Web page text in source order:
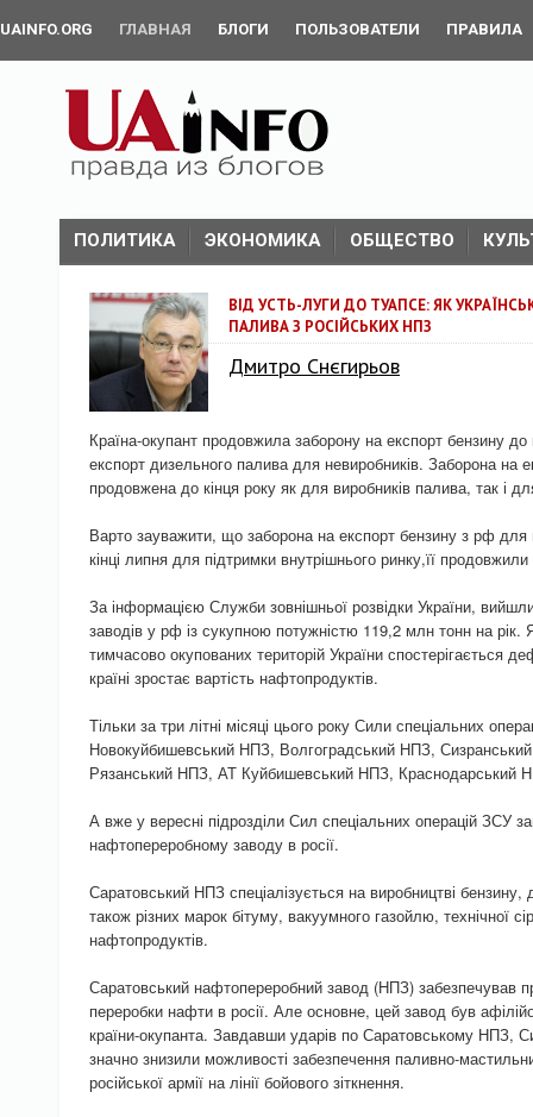
UAINFO.ORG ГЛАВНАЯ БЛОГИ ПОЛЬЗОВАТЕЛИ ПРАВИЛА
ПОЛИТИКА ЭКОНОМИКА ОБЩЕСТВО
ВІД УСТЬ-ЛУГИ ДО ТУАПСЕ: ЯК
ПАЛИВА З РОСІЙСЬКИХ НПЗ
Дмитро Снєгирьов
Країна-окупант продовжила заборону на експорт бензину до
експорт дизельного палива для невиробників. Заборона на
продовжена до кінця року як для виробників палива, так і
Варто зауважити, що заборона на експорт бензину з рф для
кінці липня для підтримки внутрішнього ринку,її
За інформацією Служби зовнішньої розвідки України,
заводів у рф із сукупною потужністю 119,2 млн тонн на рік.
тимчасово окупованих територій України спостерігається
країні зростає вартість нафтопродуктів.
Тільки за три літні місяці цього року Сили спеціальних
Новокуйбишевський НПЗ, Волгоградський НПЗ,
Рязанський НПЗ, АТ Куйбишевський НПЗ, Краснодарський
А вже у вересні підрозділи Сил спеціальних операцій ЗСУ
нафтопереробному заводу в росії.
Саратовський НПЗ спеціалізується на виробництві
також різних марок бітуму, вакуумного газойлю, технічної
нафтопродуктів.
Саратовський нафтопереробний завод (НПЗ) забезпечував
переробки нафти в росії. Але основне, цей завод був
країни-окупанта. Завдавши ударів по Саратовському НПЗ,
значно знизили можливості забезпечення паливно-
російської армії на лінії бойового зіткнення.